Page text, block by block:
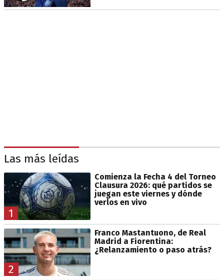
Las más leídas
1
Comienza la Fecha 4 del Torneo
Clausura 2026: qué partidos se
juegan este viernes y dónde
verlos en vivo
2
Franco Mastantuono, de Real
Madrid a Fiorentina:
¿Relanzamiento o paso atrás?